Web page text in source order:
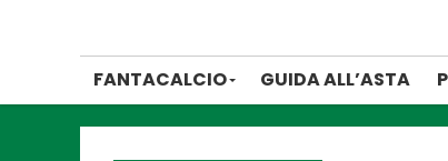
FANTACALCIO GUIDA ALL’ASTA